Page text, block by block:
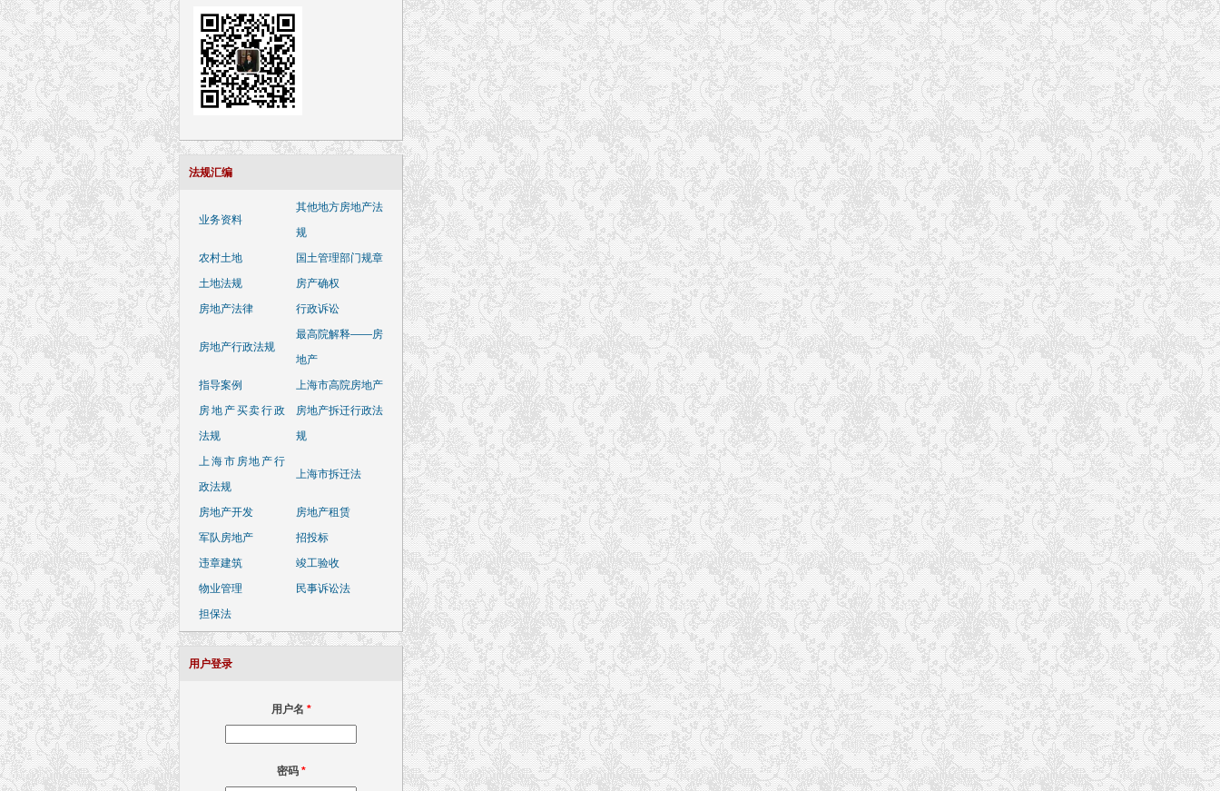
法规汇编
业务资料
其他地方房地产法
规
农村土地
国土管理部门规章
土地法规
房产确权
房地产法律
行政诉讼
房地产行政法规
最高院解释——房
地产
指导案例
上海市高院房地产
房地产买卖行政
法规
房地产拆迁行政法
规
上海市房地产行
政法规
上海市拆迁法
房地产开发
房地产租赁
军队房地产
招投标
违章建筑
竣工验收
物业管理
民事诉讼法
担保法
用户登录
用户名 *
密码 *